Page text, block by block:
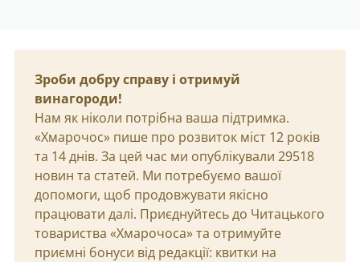
Зроби добру справу і отримуй
винагороди!
Нам як ніколи потрібна ваша підтримка.
«Хмарочос» пише про розвиток міст 12 років
та 14 днів. За цей час ми опублікували 29518
новин та статей. Ми потребуємо вашої
допомоги, щоб продовжувати якісно
працювати далі. Приєднуйтесь до Читацького
товариства «Хмарочоса» та отримуйте
приємні бонуси від редакції: квитки на